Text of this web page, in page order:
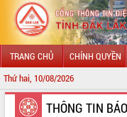
TRANG CHỦ CHÍNH QUYỀN
Thứ hai, 10/08/2026
GIỚI THIỆU THÔNG TIN